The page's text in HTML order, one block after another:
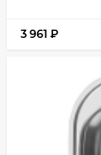
3 961 ₽